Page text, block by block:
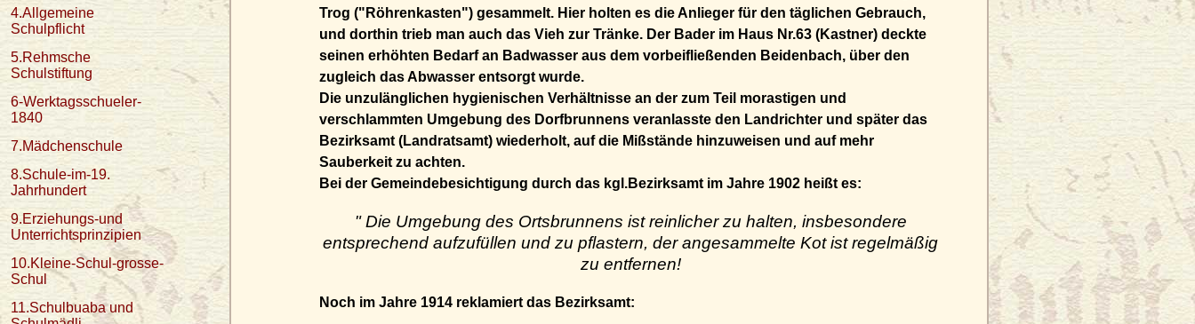
Trog ("Röhrenkasten") gesammelt. Hier holten es die Anlieger für den täglichen Gebrauch,
und dorthin trieb man auch das Vieh zur Tränke. Der Bader im Haus Nr.63 (Kastner) deckte
seinen erhöhten Bedarf an Badwasser aus dem vorbeifließenden Beidenbach, über den
zugleich das Abwasser entsorgt wurde.
Die unzulänglichen hygienischen Verhältnisse an der zum Teil morastigen und
verschlammten Umgebung des Dorfbrunnens veranlasste den Landrichter und später das
Bezirksamt (Landratsamt) wiederholt, auf die Mißstände hinzuweisen und auf mehr
Sauberkeit zu achten.
Bei der Gemeindebesichtigung durch das kgl.Bezirksamt im Jahre 1902 heißt es:
" Die Umgebung des Ortsbrunnens ist reinlicher zu halten, insbesondere
entsprechend aufzufüllen und zu pflastern, der angesammelte Kot ist regelmäßig
zu entfernen!
Noch im Jahre 1914 reklamiert das Bezirksamt:
4.Allgemeine
Schulpflicht
5.Rehmsche
Schulstiftung
6-Werktagsschueler-
1840
7.Mädchenschule
8.Schule-im-19.
Jahrhundert
9.Erziehungs-und
Unterrichtsprinzipien
10.Kleine-Schul-grosse-
Schul
11.Schulbuaba und